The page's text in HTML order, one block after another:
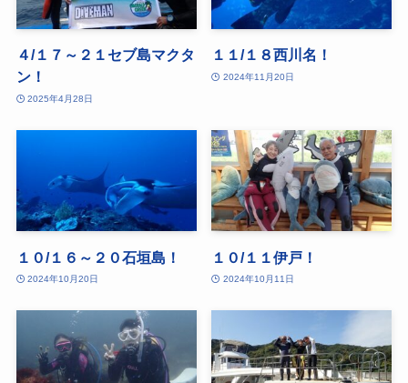
４/１７～２１セブ島マクタ
ン！
2025年4月28日
１１/１８西川名！
2024年11月20日
１０/１６～２０石垣島！
2024年10月20日
１０/１１伊戸！
2024年10月11日